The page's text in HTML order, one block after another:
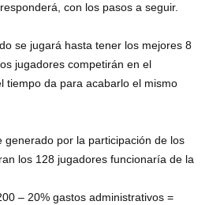
con los pasos a seguir.
se jugará hasta tener los mejores 8
jugadores competirán en el
tiempo da para acabarlo el mismo
generado por la participación de los
los 128 jugadores funcionaría de la
– 20% gastos administrativos =